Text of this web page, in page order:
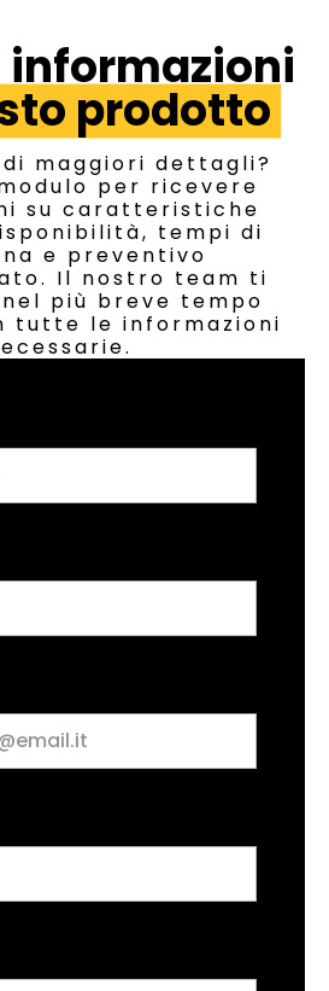
informazioni
prodotto
di maggiori dettagli?
per ricevere
su caratteristiche
tempi di
e preventivo
Il nostro team ti
più breve tempo
tutte le informazioni